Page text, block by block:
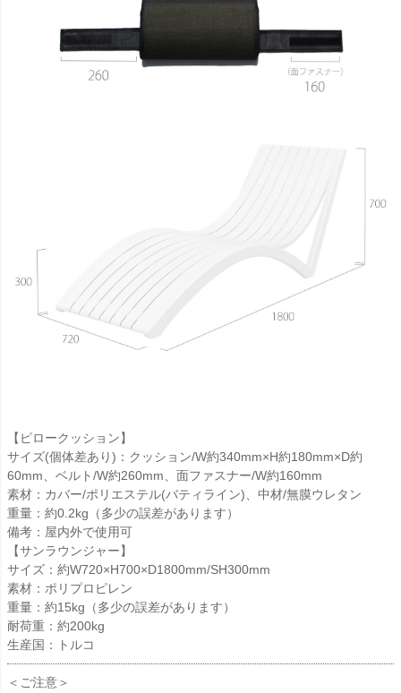
【ピロークッション】
サイズ(個体差あり)：クッション/W約340mm×H約180mm×D約
60mm、ベルト/W約260mm、面ファスナー/W約160mm
素材：カバー/ポリエステル(バティライン)、中材/無膜ウレタン
重量：約0.2kg（多少の誤差があります）
備考：屋内外で使用可
【サンラウンジャー】
サイズ：約W720×H700×D1800mm/SH300mm
素材：ポリプロピレン
重量：約15kg（多少の誤差があります）
耐荷重：約200kg
生産国：トルコ
＜ご注意＞